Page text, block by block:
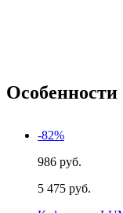
Особенности
-82%
986 руб.
5 475 руб.